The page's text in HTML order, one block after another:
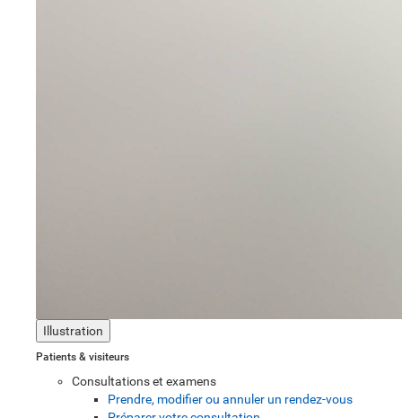
Illustration
Patients & visiteurs
Consultations et examens
Prendre, modifier ou annuler un rendez-vous